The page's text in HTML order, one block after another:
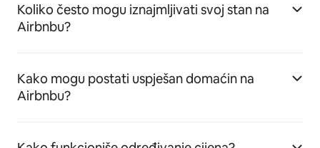
Koliko često mogu iznajmljivati svoj stan na
Airbnbu?
Kako mogu postati uspješan domaćin na
Airbnbu?